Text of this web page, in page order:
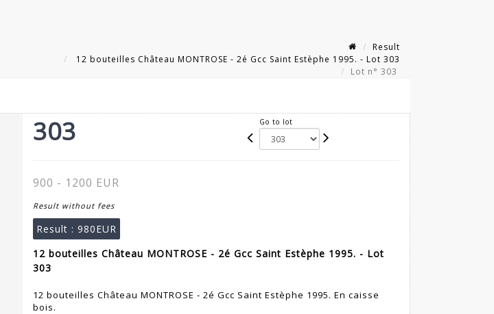
Result
12 bouteilles Château MONTROSE - 2é Gcc Saint Estèphe 1995. - Lot 303
Lot n° 303
303 Go to lot
900 - 1200 EUR
Result without fees
Result : 980EUR
12 bouteilles Château MONTROSE - 2é Gcc Saint Estèphe 1995. - Lot
303
12 bouteilles Château MONTROSE - 2é Gcc Saint Estèphe 1995. En caisse
bois.